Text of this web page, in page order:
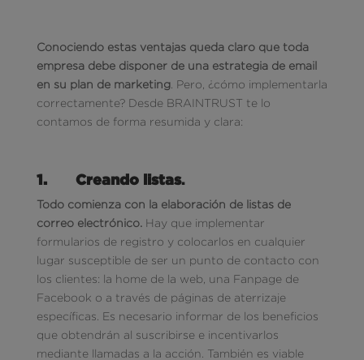
Conociendo estas ventajas queda claro que toda
empresa debe disponer de una estrategia de email
en su plan de marketing. Pero, ¿cómo implementarla
correctamente? Desde BRAINTRUST te lo
contamos de forma resumida y clara:
1. Creando listas.
Todo comienza con la elaboración de listas de
correo electrónico. Hay que implementar
formularios de registro y colocarlos en cualquier
lugar susceptible de ser un punto de contacto con
los clientes: la home de la web, una Fanpage de
Facebook o a través de páginas de aterrizaje
específicas. Es necesario informar de los beneficios
que obtendrán al suscribirse e incentivarlos
mediante llamadas a la acción. También es viable